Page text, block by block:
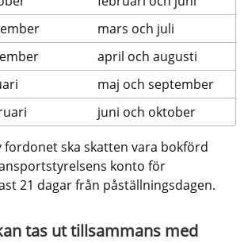
mars och juli
april och augusti
maj och september
juni och oktober
fordonet ska skatten vara bokförd
konto för
21 dagar från påställningsdagen.
tas ut tillsammans med